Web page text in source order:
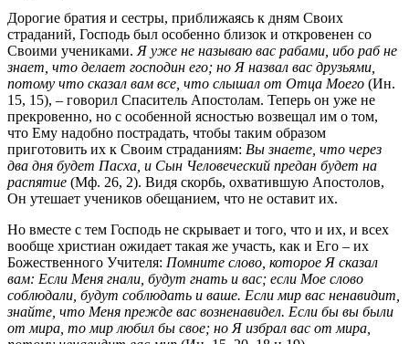
Дорогие братия и сестры, приближаясь к дням Своих
страданий, Господь был особенно близок и откровенен со
Своими учениками. Я уже не называю вас рабами, ибо раб не
знает, что делает господин его; но Я назвал вас друзьями,
потому что сказал вам все, что слышал от Отца Моего (Ин.
15, 15), – говорил Спаситель Апостолам. Теперь он уже не
прекровенно, но с особенной ясностью возвещал им о том,
что Ему надобно пострадать, чтобы таким образом
приготовить их к Своим страданиям: Вы знаете, что через
два дня будет Пасха, и Сын Человеческий предан будет на
распятие (Мф. 26, 2). Видя скорбь, охватившую Апостолов,
Он утешает учеников обещанием, что не оставит их.
Но вместе с тем Господь не скрывает и того, что и их, и всех
вообще христиан ожидает такая же участь, как и Его – их
Божественного Учителя: Помните слово, которое Я сказал
вам: Если Меня гнали, будут гнать и вас; если Мое слово
соблюдали, будут соблюдать и ваше. Если мир вас ненавидит,
знайте, что Меня прежде вас возненавидел. Если бы вы были
от мира, то мир любил бы свое; но Я избрал вас от мира,